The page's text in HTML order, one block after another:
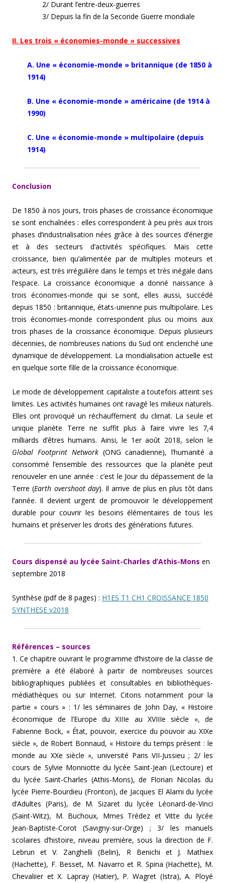
2/ Durant l’entre-deux-guerres
3/ Depuis la fin de la Seconde Guerre mondiale
II. Les trois « économies-monde » successives
A. Une « économie-monde » britannique (de 1850 à
1914)
B. Une « économie-monde » américaine (de 1914 à
1990)
C. Une « économie-monde » multipolaire (depuis
1914)
Conclusion
De 1850 à nos jours, trois phases de croissance économique
se sont enchaînées : elles correspondent à peu près aux trois
phases d’industrialisation nées grâce à des sources d’énergie
et à des secteurs d’activités spécifiques. Mais cette
croissance, bien qu’alimentée par de multiples moteurs et
acteurs, est très irrégulière dans le temps et très inégale dans
l’espace. La croissance économique a donné naissance à
trois économies-monde qui se sont, elles aussi, succédé
depuis 1850 : britannique, états-unienne puis multipolaire. Les
trois économies-monde correspondent plus ou moins aux
trois phases de la croissance économique. Depuis plusieurs
décennies, de nombreuses nations du Sud ont enclenché une
dynamique de développement. La mondialisation actuelle est
en quelque sorte fille de la croissance économique.
Le mode de développement capitaliste a toutefois atteint ses
limites. Les activités humaines ont ravagé les milieux naturels.
Elles ont provoqué un réchauffement du climat. La seule et
unique planète Terre ne suffit plus à faire vivre les 7,4
milliards d’êtres humains. Ainsi, le 1er août 2018, selon le
Global Footprint Network(ONG canadienne), l’humanité a
consommé l’ensemble des ressources que la planète peut
renouveler en une année : c’est le Jour du dépassement de la
Terre (Earth overshoot day). Il arrive de plus en plus tôt dans
l’année. Il devient urgent de promouvoir le développement
durable pour couvrir les besoins élémentaires de tous les
humains et préserver les droits des générations futures.
Cours dispensé au lycée Saint-Charles d’Athis-Mons en
septembre 2018
Synthèse (pdf de 8 pages) : H1ES T1 CH1 CROISSANCE 1850
SYNTHESE v2018
Références – sources
1. Ce chapitre ouvrant le programme d’histoire de la classe de
première a été élaboré à partir de nombreuses sources
bibliographiques publiées et consultables en bibliothèques-
médiathèques ou sur Internet. Citons notamment pour la
partie « cours » : 1/ les séminaires de John Day, « Histoire
économique de l’Europe du XIIIe au XVIIIe siècle », de
Fabienne Bock, « État, pouvoir, exercice du pouvoir au XIXe
siècle », de Robert Bonnaud, « Histoire du temps présent : le
monde au XXe siècle », université Paris VII-Jussieu ; 2/ les
cours de Sylvie Monniotte du lycée Saint-Jean (Lectoure) et
du lycée Saint-Charles (Athis-Mons), de Florian Nicolas du
lycée Pierre-Bourdieu (Fronton), de Jacques El Alami du lycée
d’Adultes (Paris), de M. Sizaret du lycée Léonard-de-Vinci
(Saint-Witz), M. Buchoux, Mmes Trédez et Vitte du lycée
Jean-Baptiste-Corot (Savigny-sur-Orge) ; 3/ les manuels
scolaires d’histoire, niveau première, sous la direction de F.
Lebrun et V. Zanghelli (Belin), R Benichi et J. Mathiex
(Hachette), F. Besset, M. Navarro et R. Spina (Hachette), M.
Chevaliier et X. Lapray (Hatier), P. Wagret (Istra), A. Ployé